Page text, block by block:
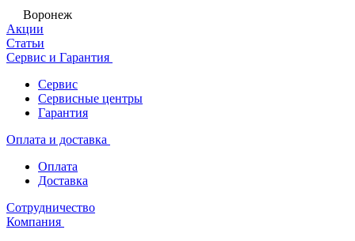
Воронеж
Акции
Статьи
Сервис и Гарантия
Сервис
Сервисные центры
Гарантия
Оплата и доставка
Оплата
Доставка
Сотрудничество
Компания